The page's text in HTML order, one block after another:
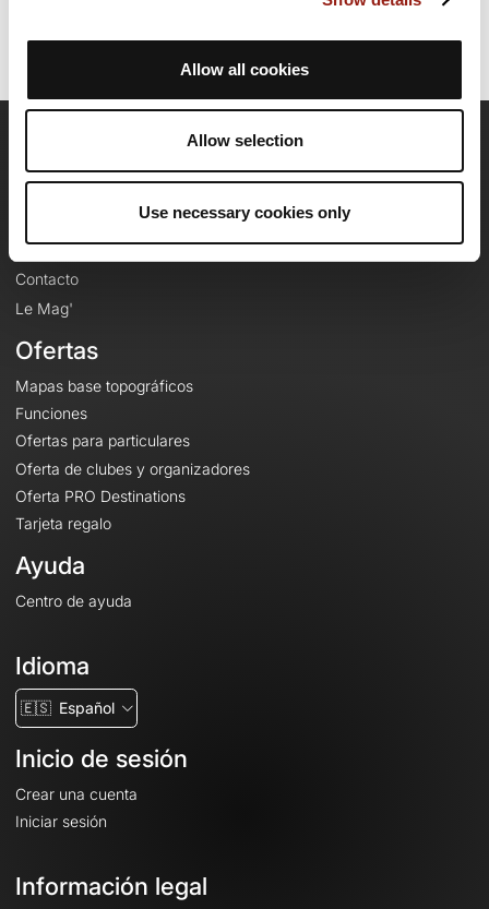
Allow all cookies
Allow selection
Use necessary cookies only
Contacto
Le Mag'
Ofertas
Mapas base topográficos
Funciones
Ofertas para particulares
Oferta de clubes y organizadores
Oferta PRO Destinations
Tarjeta regalo
Ayuda
Centro de ayuda
Idioma
🇪🇸 Español
Inicio de sesión
Crear una cuenta
Iniciar sesión
Información legal